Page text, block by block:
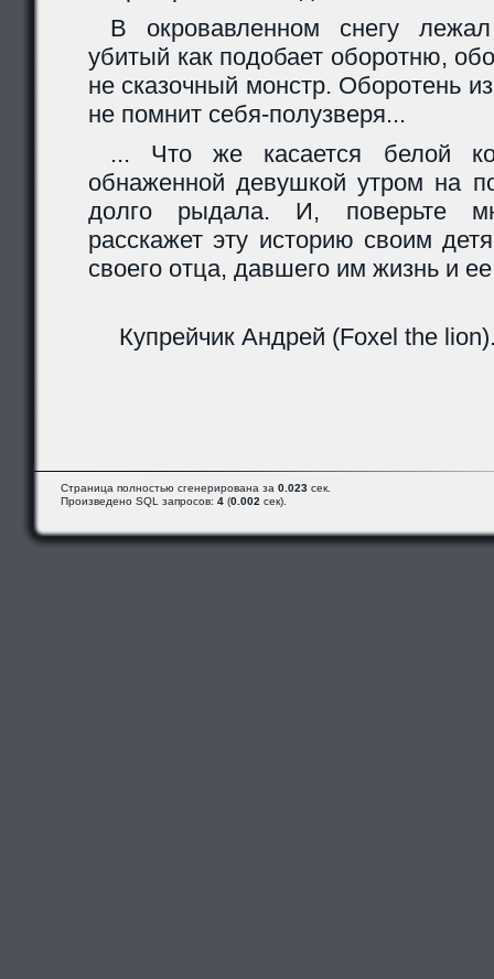
В окровавленном снегу
убитый как подобает оборотню,
не сказочный монстр. Оборотень
не помнит себя-полузверя...
... Что же касается белой
обнаженной девушкой утром на
долго рыдала. И, поверьте
расскажет эту историю своим
своего отца, давшего им жизнь и
Купрейчик Андрей (Foxel the
Страница полностью сгенерирована за 0.023 сек.
Произведено SQL запросов: 4 (0.002 сек).